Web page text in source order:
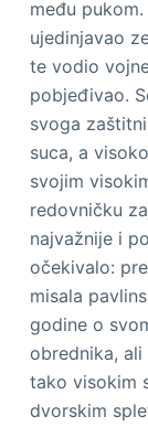
među
ujedinjavao
te vodio
pobjeđivao.
svoga
suca, a
svojim
redovničku
najvažnije i
očekivalo:
misala
godine o
obrednika,
tako visokim
dvorskim